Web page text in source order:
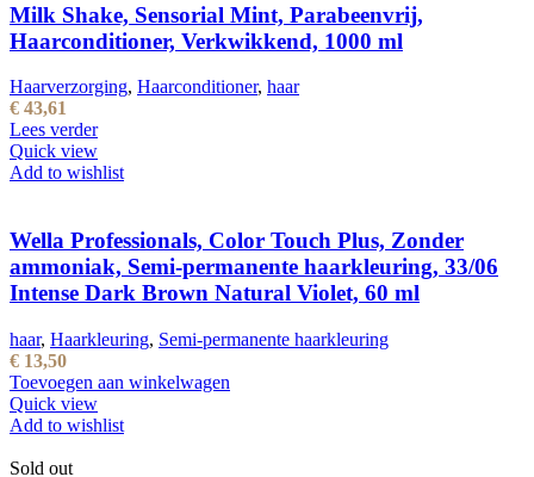
Milk Shake, Sensorial Mint, Parabeenvrij,
Haarconditioner, Verkwikkend, 1000 ml
Haarverzorging, Haarconditioner, haar
€ 43,61
Lees verder
Quick view
Add to wishlist
Wella Professionals, Color Touch Plus, Zonder
ammoniak, Semi-permanente haarkleuring, 33/06
Intense Dark Brown Natural Violet, 60 ml
haar, Haarkleuring, Semi-permanente haarkleuring
€ 13,50
Toevoegen aan winkelwagen
Quick view
Add to wishlist
Sold out